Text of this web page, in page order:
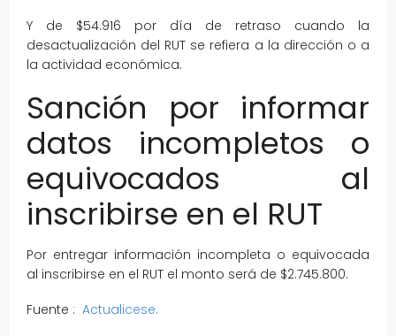
Y de $54.916 por día de retraso cuando la
desactualización del RUT se refiera a la dirección o a
la actividad económica.
Sanción por informar
datos incompletos o
equivocados al
inscribirse en el RUT
Por entregar información incompleta o equivocada
al inscribirse en el RUT el monto será de $2.745.800.
Fuente : Actualicese.